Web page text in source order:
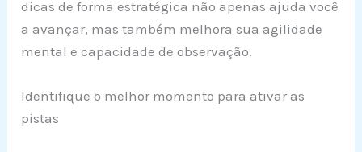
dicas de forma estratégica não apenas ajuda você
a avançar, mas também melhora sua agilidade
mental e capacidade de observação.
Identifique o melhor momento para ativar as
pistas